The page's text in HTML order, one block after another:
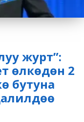
журт”:
өлкөдөн 2
бутуна